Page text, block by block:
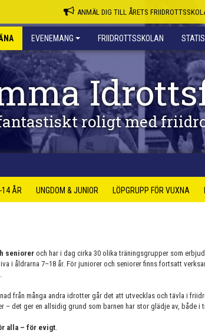
ANMÄL DIG TILL ÅRETS
EVENEMANG FRIIDROTTSSKOLAN
roligt med
14 ÅR UNGDOM & JUNIOR LÖPGRUPP FÖR VUXNA
seniorer och har i dag cirka 30 olika träningsgrupper som
i åldrarna 7–18 år. För juniorer och seniorer finns fortsatt
från många andra idrotter går det att utvecklas och tävla i
det ger en allsidig grund som barnen har stor glädje av, både i
alla – för evigt.